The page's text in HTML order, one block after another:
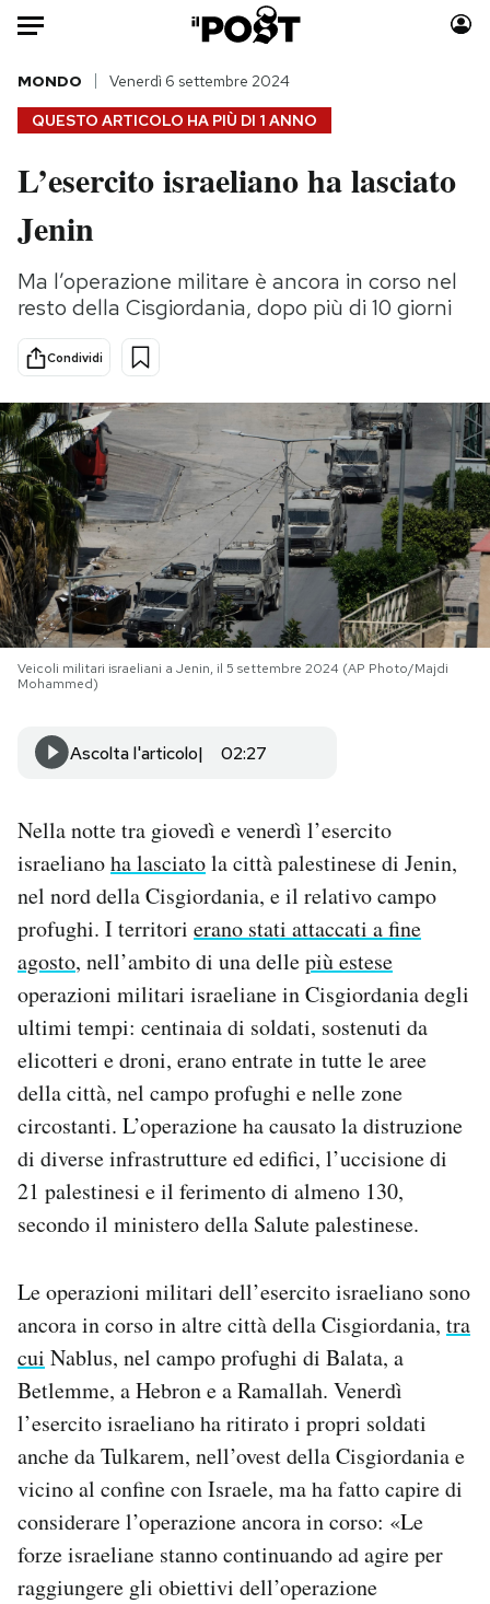
Auto
HOME
Italia
Politica
Tecnologia
Internet
Scienza
Cultura
Economia
Sport
Moda
Storie/Idee
Ok Boomer!
Altrecose
Mondiali calcio 2026
PODCAST
NEWSLETTER
I MIEI PREFERITI
SHOP
CALENDARIO
AREA PERSONALE
Area Personale
Newsletter
Notifiche mobile
Regala il Post
Hai bisogno di aiuto?
Esci
QUESTO ARTICOLO HA PIÙ DI 1 ANNO
MONDO Venerdì 6 settembre 2024
L’esercito israeliano ha lasciato
Jenin
Ma l’operazione militare è ancora in corso nel
resto della Cisgiordania, dopo più di 10 giorni
Condividi
Veicoli militari israeliani a Jenin, il 5 settembre 2024 (AP Photo/Majdi
Mohammed)
Ascolta l'articolo 02:27
Nella notte tra giovedì e venerdì l’esercito
israelianoha lasciatola città palestinese di Jenin,
nel nord della Cisgiordania, e il relativo campo
profughi. I territori erano stati attaccati a fine
agosto, nell’ambito di una dellepiù estese
operazioni militari israeliane in Cisgiordania degli
ultimi tempi: centinaia di soldati, sostenuti da
elicotteri e droni, erano entrate in tutte le aree
della città, nel campo profughi e nelle zone
circostanti. L’operazione ha causato la distruzione
di diverse infrastrutture ed edifici, l’uccisione di
21 palestinesi e il ferimento di almeno 130,
secondo il ministero della Salute palestinese.
Le operazioni militari dell’esercito israeliano sono
ancora in corso in altre città della Cisgiordania, tra
cui Nablus, nel campo profughi di Balata, a
Betlemme, a Hebron e a Ramallah. Venerdì
l’esercito israeliano ha ritirato i propri soldati
anche da Tulkarem, nell’ovest della Cisgiordania e
vicino al confine con Israele, ma ha fatto capire di
considerare l’operazione ancora in corso: «Le
forze israeliane stanno continuando ad agire per
raggiungere gli obiettivi dell’operazione